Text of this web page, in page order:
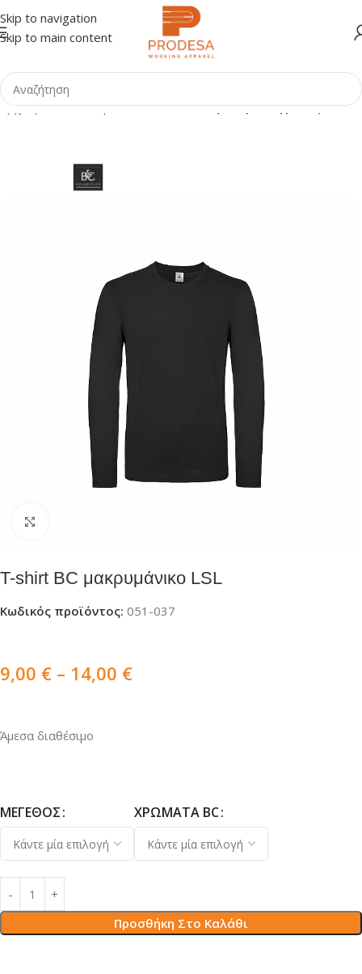
Skip to navigation
Skip to main content
Αρχική σελίδα Shop ΕΠΑΓΓΕΛΜΑΤΑ Κηπουροί-Αγρότες
T-shirt BC μακρυμάνικο LSL
Κωδικός προϊόντος: 051-037
9,00 € – 14,00 €
Άμεσα διαθέσιμο
ΜΈΓΕΘΟΣ ΧΡΏΜΑΤΑ BC
Προσθήκη Στο Καλάθι